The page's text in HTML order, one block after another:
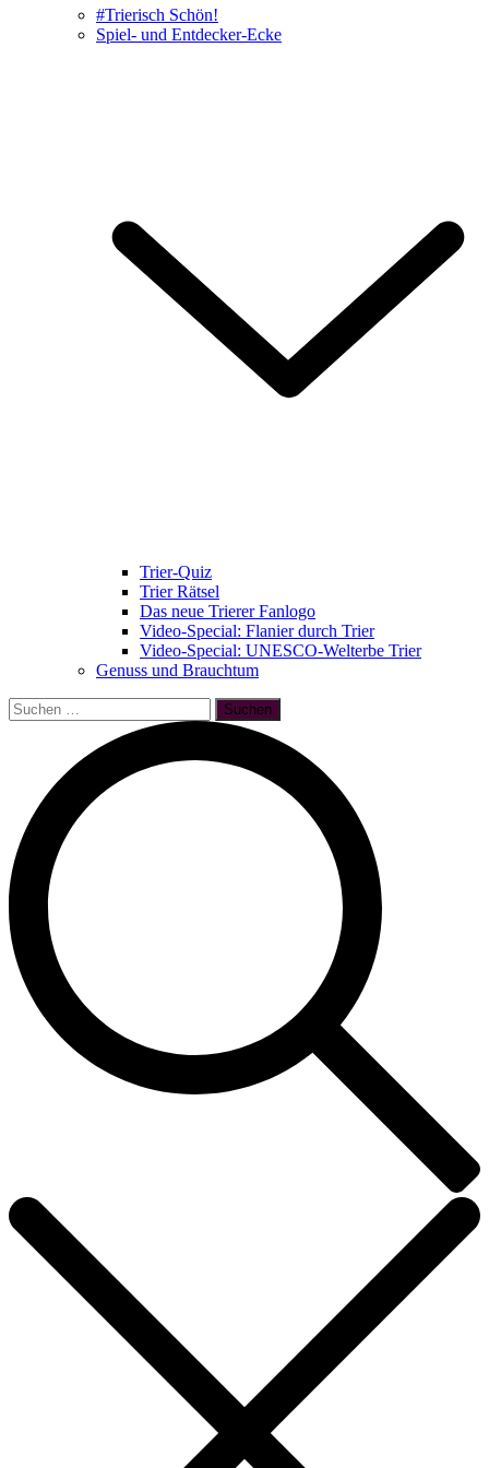
#Trierisch Schön!
Spiel- und Entdecker-Ecke
Trier-Quiz
Trier Rätsel
Das neue Trierer Fanlogo
Video-Special: Flanier durch Trier
Video-Special: UNESCO-Welterbe Trier
Genuss und Brauchtum
Suchen
nach: